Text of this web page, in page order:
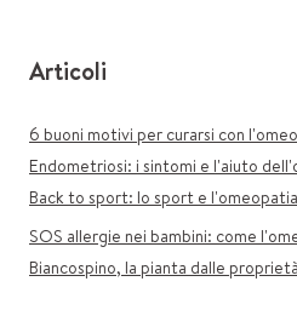
Articoli
6 buoni motivi per curarsi con
Endometriosi: i sintomi e l'aiuto
Back to sport: lo sport e l'omeopatia
SOS allergie nei bambini: come
Biancospino, la pianta dalle